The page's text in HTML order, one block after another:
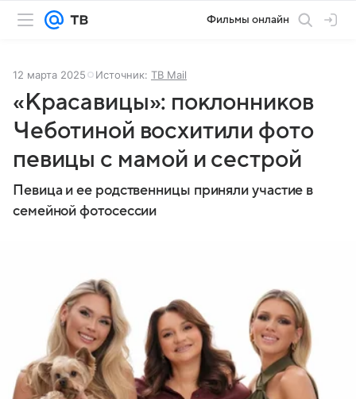
Фильмы онлайн
12 марта 2025 Источник: ТВ Mail
«Красавицы»: поклонников
Чеботиной восхитили фото
певицы с мамой и сестрой
Певица и ее родственницы приняли участие в
семейной фотосессии